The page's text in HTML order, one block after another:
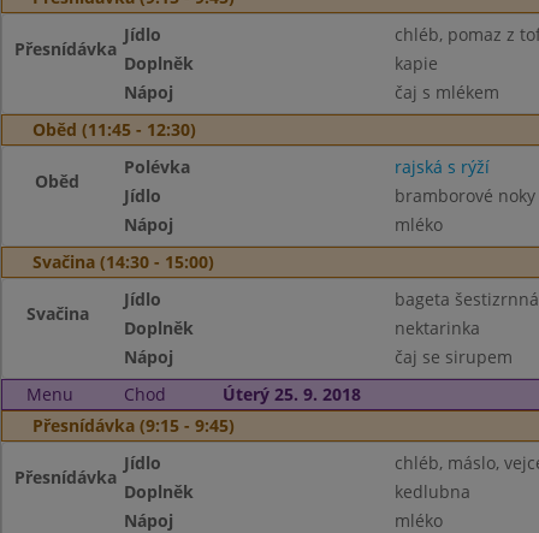
Přesnídávka
Jídlo
chléb, pomaz z
Doplněk
kapie
Nápoj
čaj s mlékem
Oběd (11:45 - 12:30)
Oběd
Polévka
rajská s rýží
Jídlo
bramborové
Nápoj
mléko
Svačina (14:30 - 15:00)
Svačina
Jídlo
bageta
Doplněk
nektarinka
Nápoj
čaj se sirupem
Menu
Chod
Úterý 25. 9. 2018
Přesnídávka (9:15 - 9:45)
Přesnídávka
Jídlo
chléb, máslo,
Doplněk
kedlubna
Nápoj
mléko